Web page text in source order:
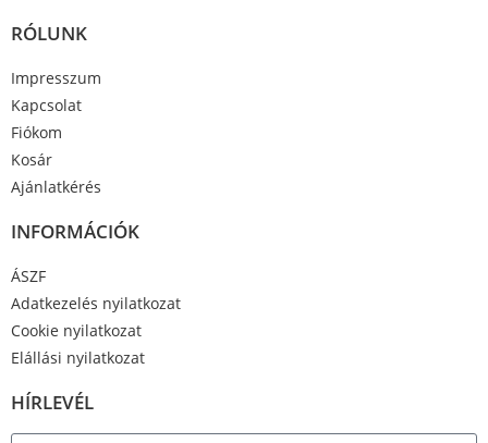
RÓLUNK
Impresszum
Kapcsolat
Fiókom
Kosár
Ajánlatkérés
INFORMÁCIÓK
ÁSZF
Adatkezelés nyilatkozat
Cookie nyilatkozat
Elállási nyilatkozat
HÍRLEVÉL